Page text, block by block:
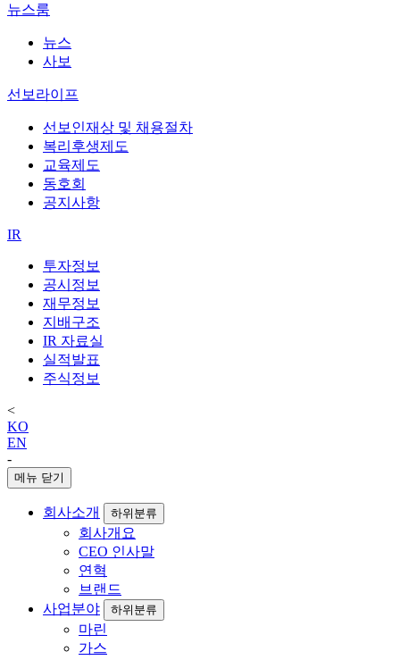
뉴스룸
뉴스
사보
선보라이프
선보인재상 및 채용절차
복리후생제도
교육제도
동호회
공지사항
IR
투자정보
공시정보
재무정보
지배구조
IR 자료실
실적발표
주식정보
<
KO
EN
-
메뉴 닫기
회사소개 하위분류
회사개요
CEO 인사말
연혁
브랜드
사업분야
하위분류
마린
가스